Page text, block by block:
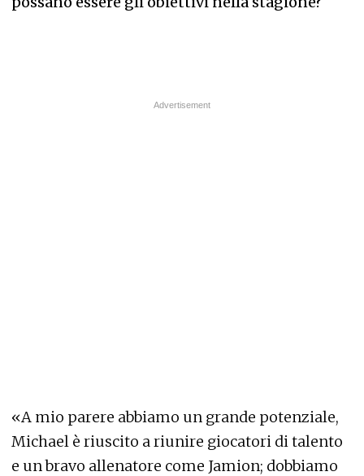
«A mio parere abbiamo un grande potenziale,
Michael è riuscito a riunire giocatori di talento
e un bravo allenatore come Jamion; dobbiamo